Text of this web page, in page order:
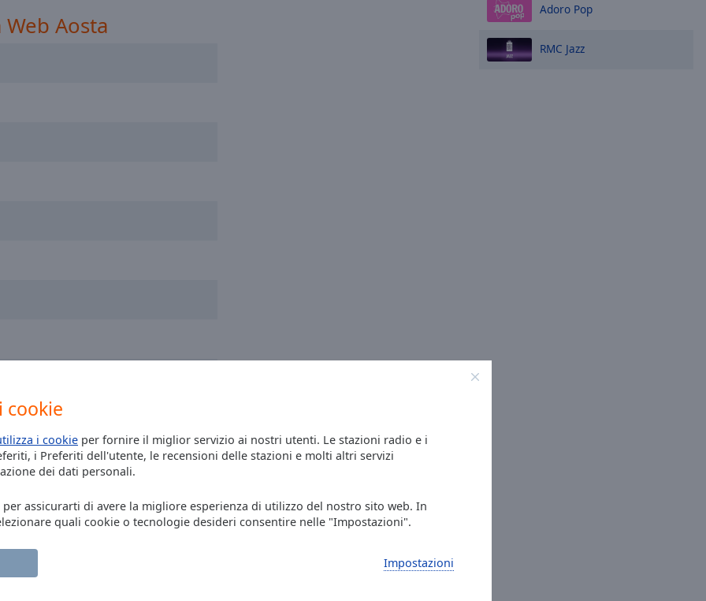
cookie
i cookie per fornire il miglior servizio ai nostri utenti. Le stazioni radio e i
i Preferiti dell'utente, le recensioni delle stazioni e molti altri servizi
dei dati personali.
per assicurarti di avere la migliore esperienza di utilizzo del nostro sito web. In
quali cookie o tecnologie desideri consentire nelle "Impostazioni".
Impostazioni
Aosta
Adoro Pop
RMC Jazz